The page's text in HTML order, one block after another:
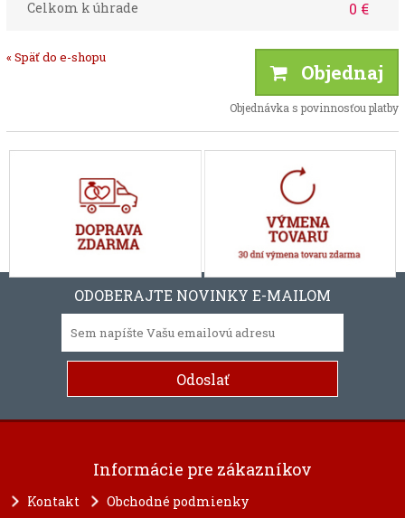
Celkom k úhrade 0 €
« Späť do e-shopu
Objednaj
Objednávka s povinnosťou platby
ODOBERAJTE NOVINKY E-MAILOM
Informácie pre zákazníkov
Kontakt
Obchodné podmienky